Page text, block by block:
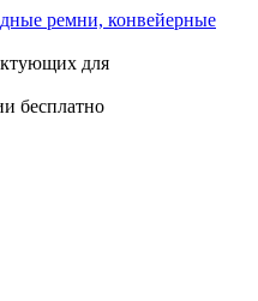
для
бесплатно